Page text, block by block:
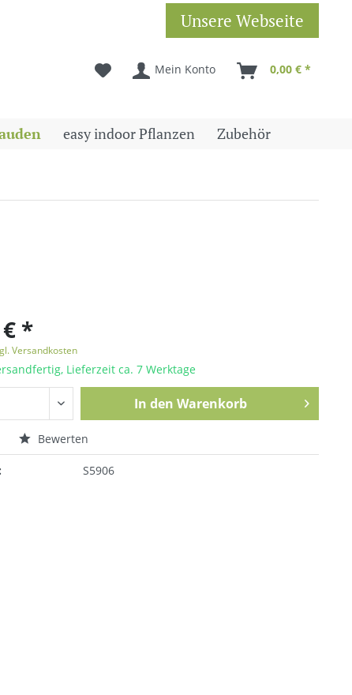
Unsere Webseite
Mein Konto 0,00 € *
easy indoor Pflanzen Zubehör
*
Versandkosten
Lieferzeit ca. 7 Werktage
In den Warenkorb
Bewerten
S5906